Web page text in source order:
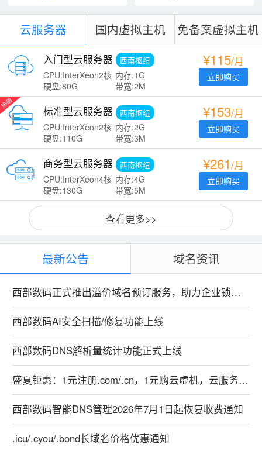
云服务器 国内虚拟主机 免备案虚拟主机
入门型云服务器 西南枢纽
CPU:InterXeon2核 内存:1G
硬盘:80G
带宽:2M
¥115/月
立即购买
标准型云服务器 西南枢纽
CPU:InterXeon2核 内存:2G
硬盘:110G
带宽:3M
¥153/月
立即购买
商务型云服务器 西南枢纽
CPU:InterXeon4核 内存:4G
硬盘:130G
带宽:5M
¥261/月
立即购买
查看更多>>
最新公告 域名资讯
西部数码正式推出溢价域名预订服务，助力企业锁定优质数字资产
西部数码AI安全扫描/修复功能上线
西部数码DNS解析量统计功能正式上线
盛夏钜惠：1元注册.com/.cn，1元购云虚机，云服务器特惠99元！
西部数码智能DNS管理2026年7月1日起恢复收费通知
.icu/.cyou/.bond长域名价格优惠通知